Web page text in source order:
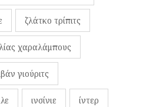
ζλάτκο τρίπιτς
χαραλάμπους
γιούριτς
ινσίνιε ίντερ